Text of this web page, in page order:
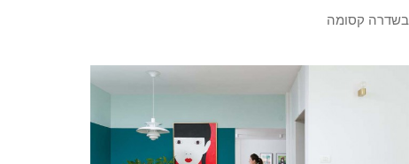
בשדרה קסומה